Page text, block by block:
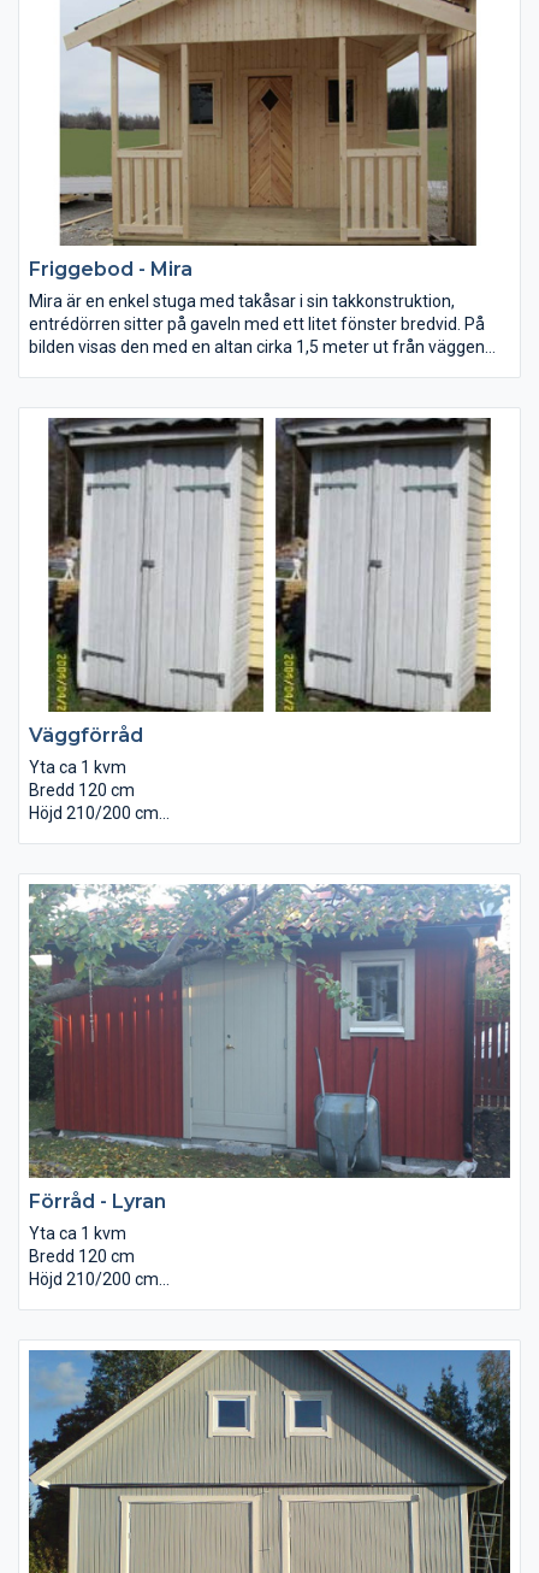
bildas inte lika lätt som på betongpannor. Bygg huset själv eller
beställ montering av huset som tillval.
Utvändigt stommått: 410×600 cm
Invändig höjd: 200-260 cm
Pulpettak: 14 gr
Friggebod - Mira
Mira är en enkel stuga med takåsar i sin takkonstruktion,
entrédörren sitter på gaveln med ett litet fönster bredvid. På
bilden visas den med en altan cirka 1,5 meter ut från väggen
Invändig takhöjd: 180-238 cm
Sadeltak: 27 grader
Väggförråd
Yta ca 1 kvm
Bredd 120 cm
Höjd 210/200 cm
Underlagspapp på taket.
Levereras omålad monterad.
Förråd - Lyran
Yta ca 1 kvm
Bredd 120 cm
Höjd 210/200 cm
Underlagspapp på taket.
Levereras omålad monterad.